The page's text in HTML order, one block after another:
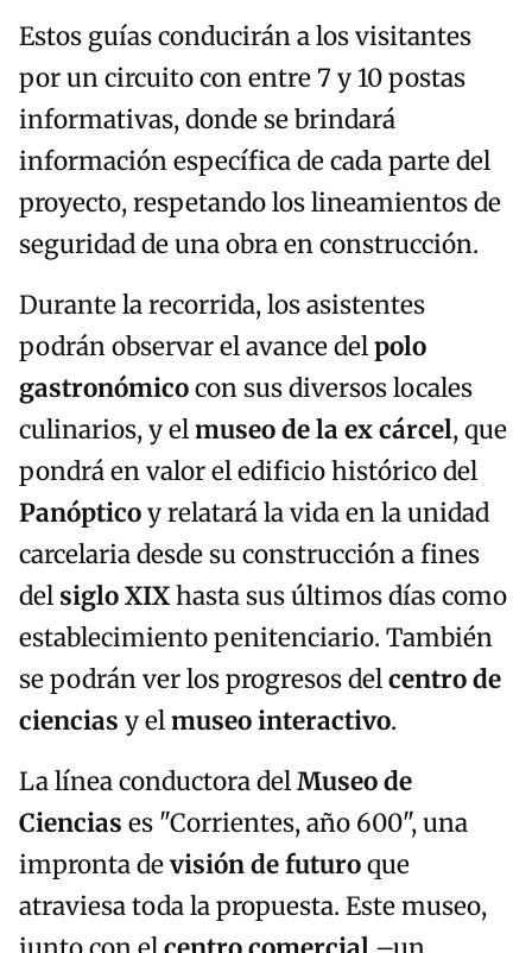
Estos guías conducirán a los visitantes
por un circuito con entre 7 y 10 postas
informativas, donde se brindará
información específica de cada parte del
proyecto, respetando los lineamientos de
seguridad de una obra en construcción.
Durante la recorrida, los asistentes
podrán observar el avance delpolo
gastronómicocon sus diversos locales
culinarios, y elmuseo de la ex cárcel, que
pondrá en valor el edificio histórico del
Panópticoy relatará la vida en la unidad
carcelaria desde su construcción a fines
del siglo XIXhasta sus últimos días como
establecimiento penitenciario. También
se podrán ver los progresos delcentro de
ciencias y elmuseo interactivo.
La línea conductora delMuseo de
Ciencias es "Corrientes, año 600", una
impronta devisión de futuroque
atraviesa toda la propuesta. Este museo,